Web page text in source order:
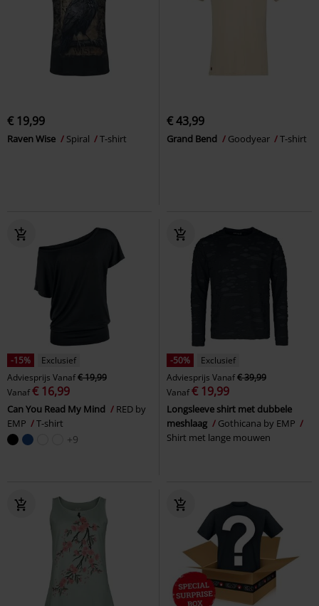
€ 19,99
Raven Wise Spiral T-shirt
€ 43,99
Grand Bend Goodyear T-shirt
-15%
Exclusief
Adviesprijs Vanaf€ 19,99
Vanaf€ 16,99
Can You Read My Mind
RED by
EMP
T-shirt
+9
-50%
Exclusief
Adviesprijs Vanaf€ 39,99
Vanaf€ 19,99
Longsleeve shirt met dubbele
meshlaag
Gothicana by EMP
Shirt met lange mouwen